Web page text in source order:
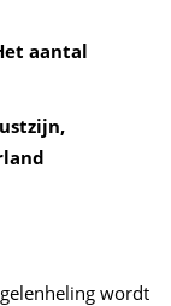
aantal
wordt